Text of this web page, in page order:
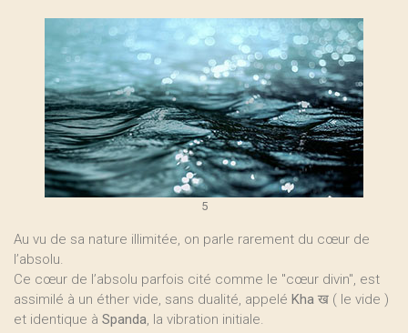
5
Au vu de sa nature illimitée, on parle rarement du cœur de
l’absolu.
Ce cœur de l’absolu parfois cité comme le "cœur divin", est
assimilé à un éther vide, sans dualité, appelé Kha ख ( le vide )
et identique à Spanda, la vibration initiale.